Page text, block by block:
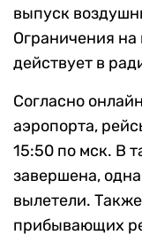
выпуск
Ограничения
действует в
Согласно
аэропорта,
15:50 по мск. В
завершена,
вылетели.
прибывающих